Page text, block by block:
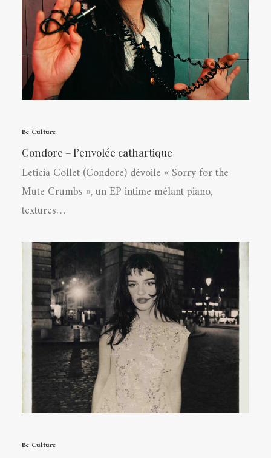
Be Culture
Condore – l’envolée cathartique
Leticia Collet (Condore) dévoile « Sorry for the
Mute Crumbs », un EP intime mêlant piano,
textures…
Be Culture